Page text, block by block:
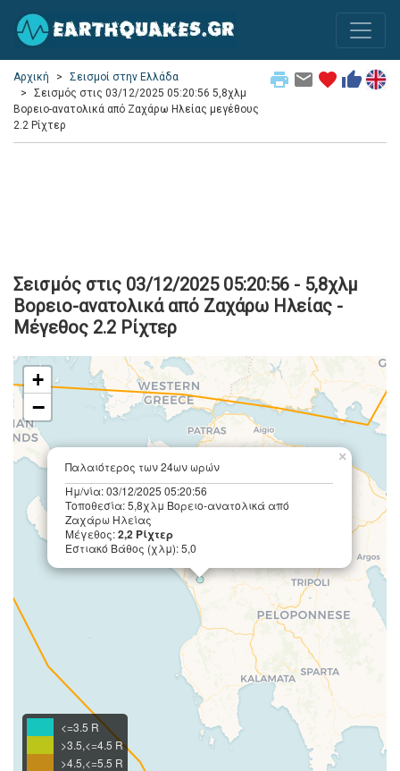
print email favorite thumb_up
Αρχική
Σεισμοί στην Ελλάδα
Σεισμός στις 03/12/2025 05:20:56 5,8χλμ
Βορειο-ανατολικά από Ζαχάρω Ηλείας μεγέθους
2.2 Ρίχτερ
Σεισμός στις 03/12/2025 05:20:56 - 5,8χλμ
Βορειο-ανατολικά από Ζαχάρω Ηλείας -
Μέγεθος 2.2 Ρίχτερ
Παλαιότερος των 24ων ωρών
Ημ/νία: 03/12/2025 05:20:56
Τοποθεσία: 5,8χλμ Βορειο-ανατολικά από
Ζαχάρω Ηλείας
Μέγεθος:2,2 Ρίχτερ
Εστιακό Βάθος (χλμ): 5,0
×
+
−
<=3.5 R
>3.5,<=4.5 R
>4.5,<=5.5 R